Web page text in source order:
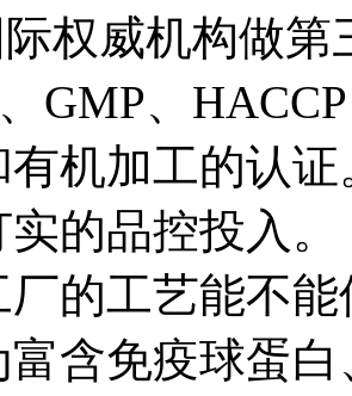
际权威机构做
GMP、
机加工的认
的品控投入。
厂的工艺能不
含免疫球蛋